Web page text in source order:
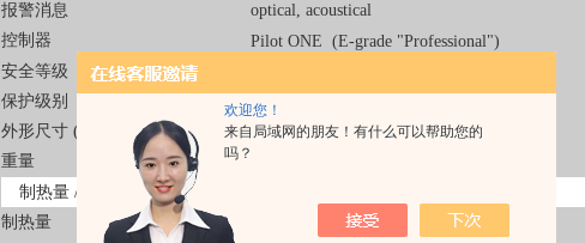
欢迎您！
来自局域网的朋友！有什么可以帮助您的
吗？
报警消息
optical, acoustical
控制器
Pilot ONE (E-grade "Professional")
安全等级
保护级别
IP20
外形尺寸 (宽 x 长 x 高)
540 x 604 x 1332 mm
重量
制热量 / 制冷量
制热量